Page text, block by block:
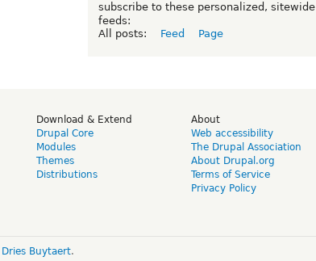
subscribe to these personalized, sitewide
feeds:
All posts:
Feed Page
Download & Extend
Drupal Core
Modules
Themes
Distributions
About
Web accessibility
The Drupal Association
About Drupal.org
Terms of Service
Privacy Policy
Dries Buytaert.